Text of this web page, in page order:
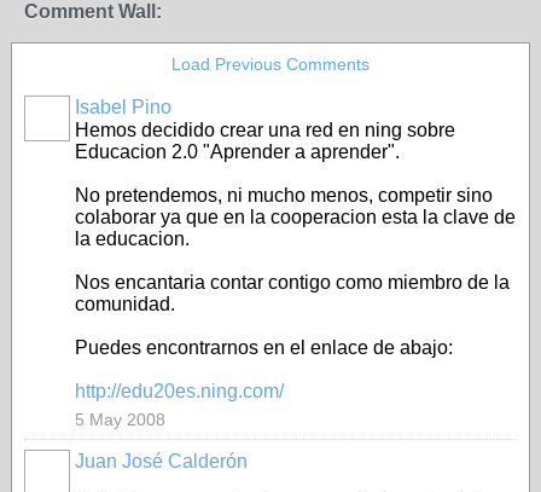
Comment Wall:
Load Previous Comments
Isabel Pino
Hemos decidido crear una red en ning sobre
Educacion 2.0 "Aprender a aprender".
No pretendemos, ni mucho menos, competir sino
colaborar ya que en la cooperacion esta la clave de
la educacion.
Nos encantaria contar contigo como miembro de la
comunidad.
Puedes encontrarnos en el enlace de abajo:
http://edu20es.ning.com/
5 May 2008
Juan José Calderón